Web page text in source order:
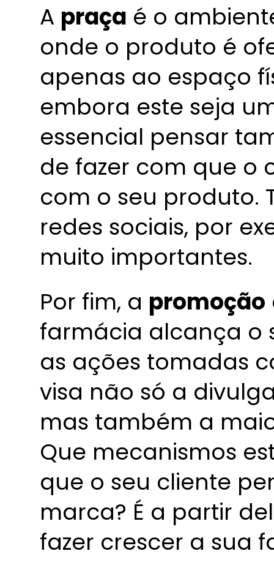
A praça é o
onde o produto é
apenas ao espaço
embora este seja
essencial pensar
de fazer com que o
com o seu produto.
redes sociais, por
muito importantes.
Por fim, a promoção
farmácia alcança o
as ações tomadas
visa não só a
mas também a
Que mecanismos
que o seu cliente
marca? É a partir
fazer crescer a sua